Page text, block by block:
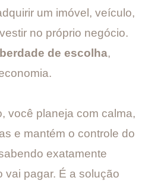
um imóvel, veículo,
no próprio negócio.
de escolha,
você planeja com calma,
e mantém o controle do
exatamente
vai pagar. É a solução